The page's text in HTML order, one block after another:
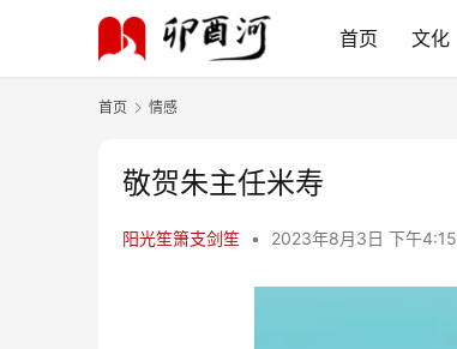
首页 文化
首页 情感
敬贺朱主任米寿
阳光笙箫支剑笙 • 2023年8月3日 下午4:15